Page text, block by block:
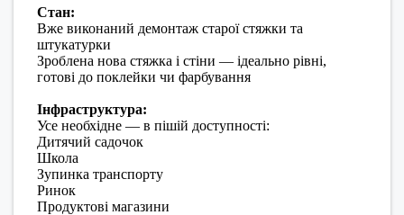
Стан:
Вже виконаний демонтаж старої стяжки та
штукатурки
Зроблена нова стяжка і стіни — ідеально рівні,
готові до поклейки чи фарбування
Інфраструктура:
Усе необхідне — в пішій доступності:
Дитячий садочок
Школа
Зупинка транспорту
Ринок
Продуктові магазини